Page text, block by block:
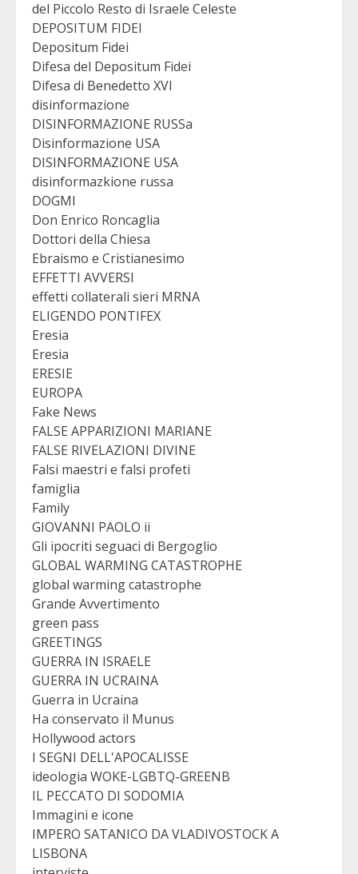
del Piccolo Resto di Israele Celeste
DEPOSITUM FIDEI
Depositum Fidei
Difesa del Depositum Fidei
Difesa di Benedetto XVI
disinformazione
DISINFORMAZIONE RUSSa
Disinformazione USA
DISINFORMAZIONE USA
disinformazkione russa
DOGMI
Don Enrico Roncaglia
Dottori della Chiesa
Ebraismo e Cristianesimo
EFFETTI AVVERSI
effetti collaterali sieri MRNA
ELIGENDO PONTIFEX
Eresia
Eresia
ERESIE
EUROPA
Fake News
FALSE APPARIZIONI MARIANE
FALSE RIVELAZIONI DIVINE
Falsi maestri e falsi profeti
famiglia
Family
GIOVANNI PAOLO ii
Gli ipocriti seguaci di Bergoglio
GLOBAL WARMING CATASTROPHE
global warming catastrophe
Grande Avvertimento
green pass
GREETINGS
GUERRA IN ISRAELE
GUERRA IN UCRAINA
Guerra in Ucraina
Ha conservato il Munus
Hollywood actors
I SEGNI DELL'APOCALISSE
ideologia WOKE-LGBTQ-GREENB
IL PECCATO DI SODOMIA
Immagini e icone
IMPERO SATANICO DA VLADIVOSTOCK A
LISBONA